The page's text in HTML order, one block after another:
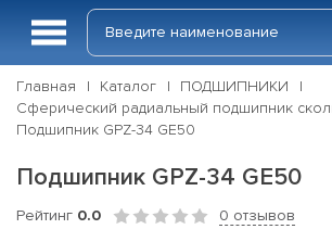
Главная Каталог
ПОДШИПНИКИ
Сферический радиальный подшипник
Подшипник GPZ-34 GE50
Подшипник GPZ-34 GE50
Рейтинг 0.0 0 отзывов